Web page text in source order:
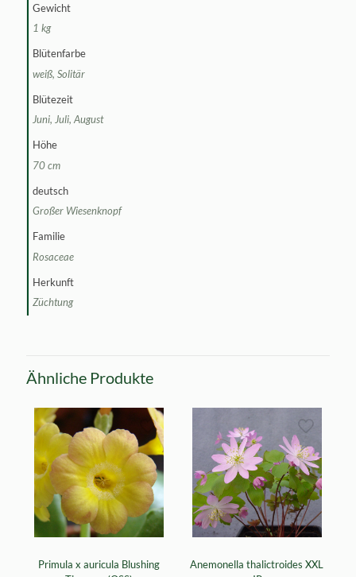
Gewicht
1 kg
Blütenfarbe
weiß, Solitär
Blütezeit
Juni, Juli, August
Höhe
70 cm
deutsch
Großer Wiesenknopf
Familie
Rosaceae
Herkunft
Züchtung
Ähnliche Produkte
Primula x auricula Blushing
Anemonella thalictroides XXL